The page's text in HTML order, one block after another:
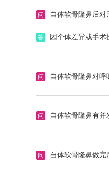
问 自体软骨隆鼻后对
答 因个体差异或手术
问 自体软骨隆鼻对呼
极少数情况下，
问 自体软骨隆鼻有并
取软骨部位（如
问 自体软骨隆鼻做完
植入鼻部的软骨